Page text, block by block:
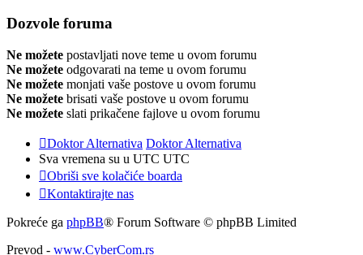
Dozvole foruma
Ne možete postavljati nove teme u ovom forumu
Ne možete odgovarati na teme u ovom forumu
Ne možete monjati vaše postove u ovom forumu
Ne možete brisati vaše postove u ovom forumu
Ne možete slati prikačene fajlove u ovom forumu
Doktor Alternativa Doktor Alternativa
Sva vremena su u UTC UTC
Obriši sve kolačiće boarda
Kontaktirajte nas
Pokreće ga phpBB® Forum Software © phpBB Limited
Prevod - www.CyberCom.rs